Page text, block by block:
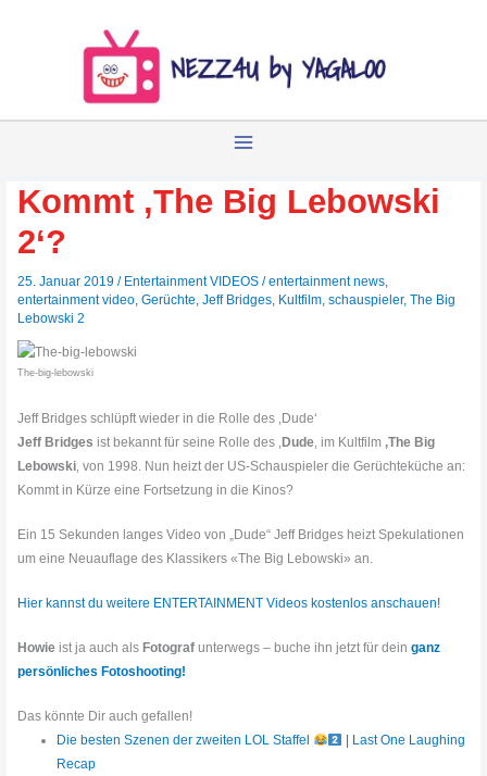
Kommt ‚The Big Lebowski
2‘?
25. Januar 2019/ Entertainment VIDEOS /entertainment news,
entertainment video,Gerüchte,Jeff Bridges, Kultfilm,schauspieler,The Big
Lebowski 2
The-big-lebowski
Jeff Bridges schlüpft wieder in die Rolle des ‚Dude‘
Jeff Bridges ist bekannt für seine Rolle des ‚ Dude‚ im Kultfilm ‚The Big
Lebowski‚ von 1998. Nun heizt der US-Schauspieler die Gerüchteküche an:
Kommt in Kürze eine Fortsetzung in die Kinos?
Ein 15 Sekunden langes Video von „Dude“ Jeff Bridges heizt Spekulationen
um eine Neuauflage des Klassikers «The Big Lebowski» an.
Hier kannst du weitere ENTERTAINMENT Videos kostenlos anschauen!
Howie ist ja auch als Fotograf unterwegs – buche ihn jetzt für deinganz
persönliches Fotoshooting!
Das könnte Dir auch gefallen!
Die besten Szenen der zweiten LOL Staffel
| Last One Laughing
Recap